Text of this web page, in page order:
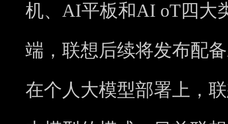
机、AI平板和AI oT四大
端，联想后续将发布配
在个人大模型部署上，